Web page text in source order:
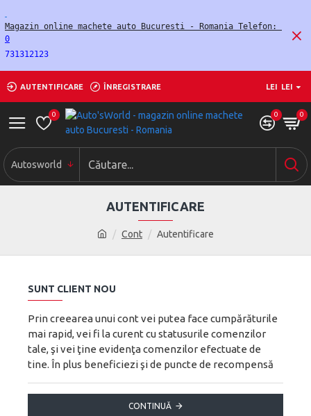
0
731312123
AUTENTIFICARE ÎNREGISTRARE LEI LEI
0 0 0
Autosworld
Cont Autentificare
AUTENTIFICARE
SUNT CLIENT NOU
Prin creearea unui cont vei putea face cumpărăturile
mai rapid, vei fi la curent cu statusurile comenzilor
tale, şi vei ţine evidenţa comenzilor efectuate de
tine. În plus beneficiezi şi de puncte de recompensă
CONTINUĂ